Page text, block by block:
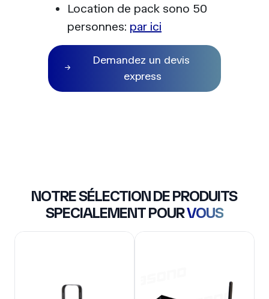
Location de pack sono 50
personnes: par ici
Demandez un devis
express
NOTRE SÉLECTION DE PRODUITS
SPECIALEMENT POURVOUS